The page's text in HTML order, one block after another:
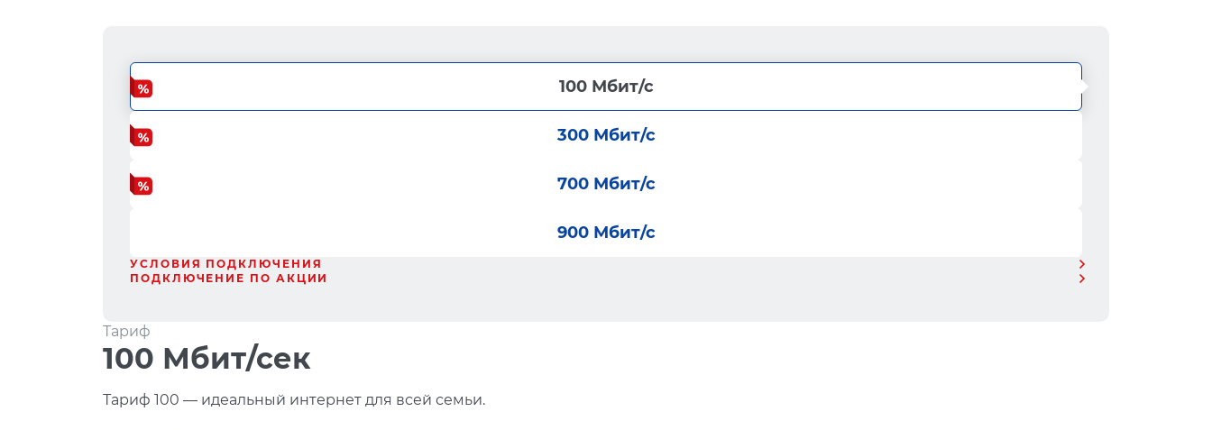
100 Мбит/с
300 Мбит/с
700 Мбит/с
900 Мбит/с
УСЛОВИЯ ПОДКЛЮЧЕНИЯ
ПОДКЛЮЧЕНИЕ ПО АКЦИИ
Тариф
100 Мбит/сек
Тариф 100 — идеальный интернет для всей семьи.